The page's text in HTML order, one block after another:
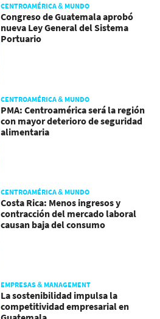
CENTROAMÉRICA & MUNDO
Congreso de Guatemala aprobó
nueva Ley General del Sistema
Portuario
CENTROAMÉRICA & MUNDO
PMA: Centroamérica será la región
con mayor deterioro de seguridad
alimentaria
CENTROAMÉRICA & MUNDO
Costa Rica: Menos ingresos y
contracción del mercado laboral
causan baja del consumo
EMPRESAS & MANAGEMENT
La sostenibilidad impulsa la
competitividad empresarial en